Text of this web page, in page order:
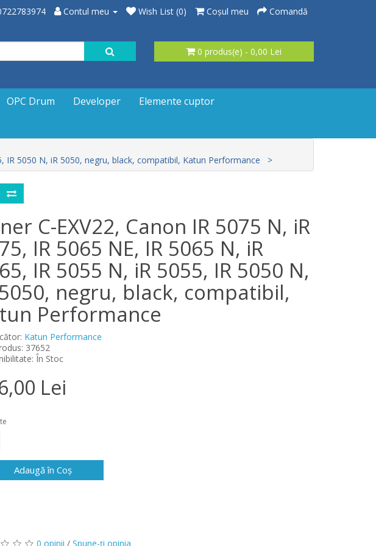
Contul meu Wish List (0) Coşul meu Comandă
0 produs(e) - 0,00 Lei
OPC Drum Developer
Elemente cuptor
IR 5050 N, iR 5050, negru, black, compatibil, Katun Performance
C-EXV22, Canon IR 5075 N, iR
IR 5065 NE, IR 5065 N, iR
IR 5055 N, iR 5055, IR 5050 N,
negru, black, compatibil,
Performance
Katun Performance
37652
În Stoc
Lei
Adaugă în Coş
0 opinii / Spune-ţi opinia